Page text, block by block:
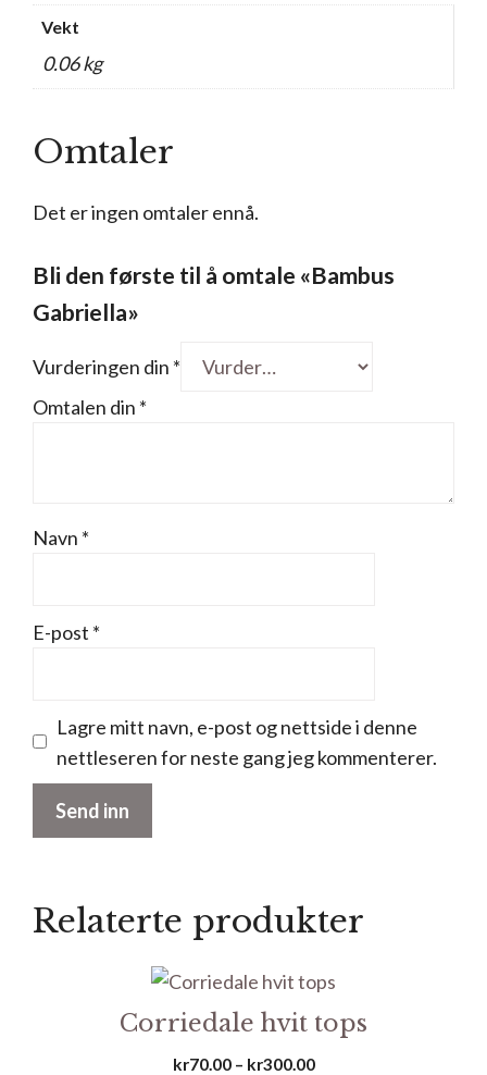
Vekt
0.06 kg
Omtaler
Det er ingen omtaler ennå.
Bli den første til å omtale «Bambus
Gabriella»
Vurderingen din *
Omtalen din *
Navn *
E-post *
Lagre mitt navn, e-post og nettside i denne
nettleseren for neste gang jeg kommenterer.
Relaterte produkter
Corriedale hvit tops
kr70.00 – kr300.00Prisområde: